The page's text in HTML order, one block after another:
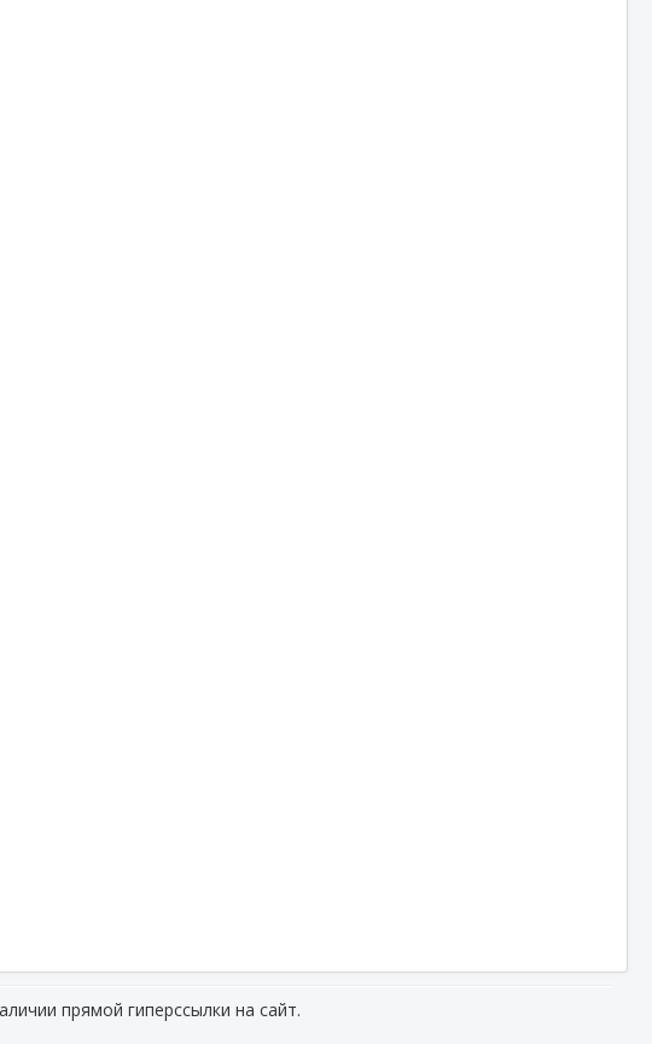
прямой гиперссылки на сайт.